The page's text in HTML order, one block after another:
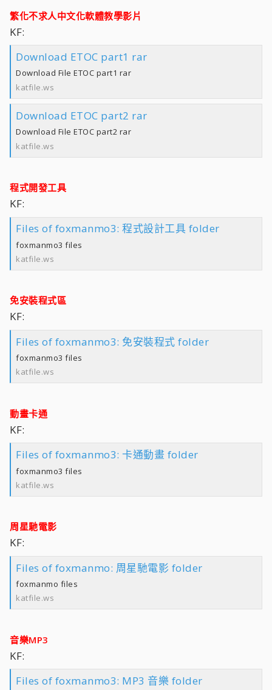
繁化不求人中文化軟體教學影片
KF:
Download ETOC part1 rar
Download File ETOC part1 rar
katfile.ws
Download ETOC part2 rar
Download File ETOC part2 rar
katfile.ws
程式開發工具
KF:
Files of foxmanmo3: 程式設計工具 folder
foxmanmo3 files
katfile.ws
免安裝程式區
KF:
Files of foxmanmo3: 免安裝程式 folder
foxmanmo3 files
katfile.ws
動畫卡通
KF:
Files of foxmanmo3: 卡通動畫 folder
foxmanmo3 files
katfile.ws
周星馳電影
KF:
Files of foxmanmo: 周星馳電影 folder
foxmanmo files
katfile.ws
音樂MP3
KF:
Files of foxmanmo3: MP3 音樂 folder